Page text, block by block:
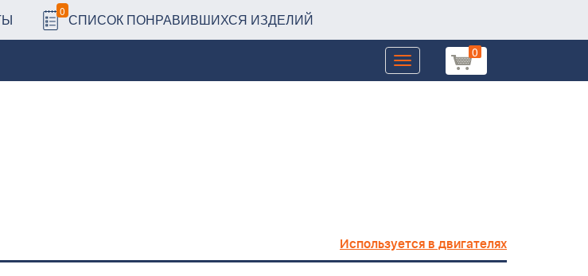
0 СПИСОК ПОНРАВИВШИХСЯ ИЗДЕЛИЙ
0
Toggle
navigation
Используется в двигателях